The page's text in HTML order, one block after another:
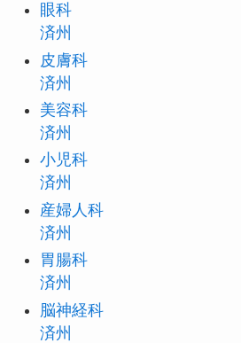
眼科
済州
皮膚科
済州
美容科
済州
小児科
済州
産婦人科
済州
胃腸科
済州
脳神経科
済州